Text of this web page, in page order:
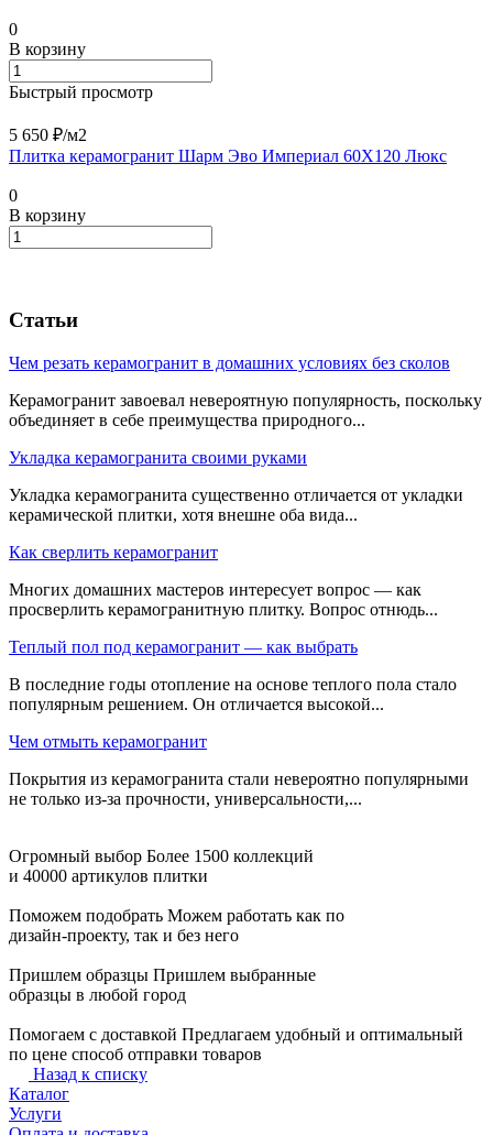
0
В корзину
Быстрый просмотр
5 650 ₽/м2
Плитка керамогранит Шарм Эво Империал 60X120 Люкс
0
В корзину
Статьи
Чем резать керамогранит в домашних условиях без сколов
Керамогранит завоевал невероятную популярность, поскольку
объединяет в себе преимущества природного...
Укладка керамогранита своими руками
Укладка керамогранита существенно отличается от укладки
керамической плитки, хотя внешне оба вида...
Как сверлить керамогранит
Многих домашних мастеров интересует вопрос — как
просверлить керамогранитную плитку. Вопрос отнюдь...
Теплый пол под керамогранит — как выбрать
В последние годы отопление на основе теплого пола стало
популярным решением. Он отличается высокой...
Чем отмыть керамогранит
Покрытия из керамогранита стали невероятно популярными
не только из-за прочности, универсальности,...
Огромный выбор Более 1500 коллекций
и 40000 артикулов плитки
Поможем подобрать Можем работать как по
дизайн-проекту, так и без него
Пришлем образцы Пришлем выбранные
образцы в любой город
Помогаем с доставкой Предлагаем удобный и оптимальный
по цене способ отправки товаров
Назад к списку
Каталог
Услуги